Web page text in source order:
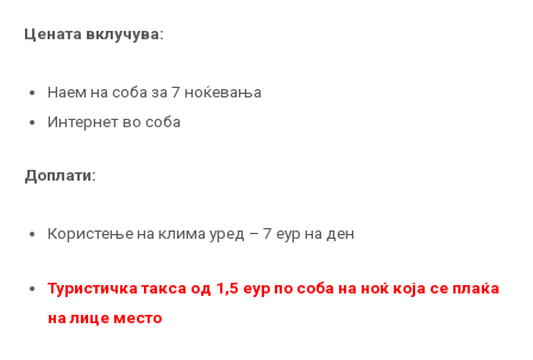
Цената вклучува:
Наем на соба за 7 ноќевања
Интернет во соба
Доплати:
Користење на клима уред – 7 еур на ден
Туристичка такса од 1,5 еур по соба на ноќ која се плаќа
на лице место